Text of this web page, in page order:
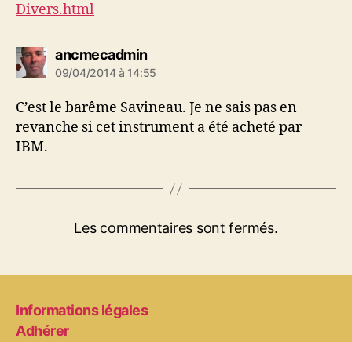
Divers.html
ancmecadmindit :
09/04/2014 à 14:55
C’est le barême Savineau. Je ne sais pas en
revanche si cet instrument a été acheté par
IBM.
Les commentaires sont fermés.
Informations légales
Adhérer